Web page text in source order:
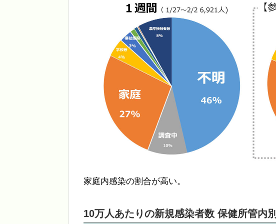
家庭内感染の割合が高い。
10万人あたりの新規感染者数 保健所管内別